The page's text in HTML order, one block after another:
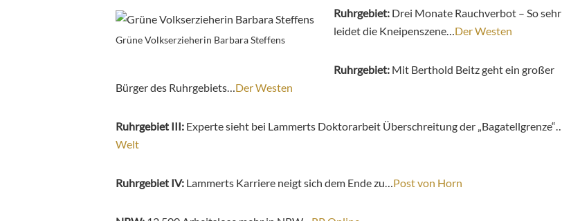
Grüne Volkserzieherin Barbara Steffens
Ruhrgebiet: Drei Monate Rauchverbot – So sehr
leidet die Kneipenszene… Der Westen
Ruhrgebiet: Mit Berthold Beitz geht ein großer
Bürger des Ruhrgebiets… Der Westen
Ruhrgebiet III: Experte sieht bei Lammerts Doktorarbeit Überschreitung der „Bagatellgrenze“…
Welt
Ruhrgebiet IV: Lammerts Karriere neigt sich dem Ende zu… Post von Horn